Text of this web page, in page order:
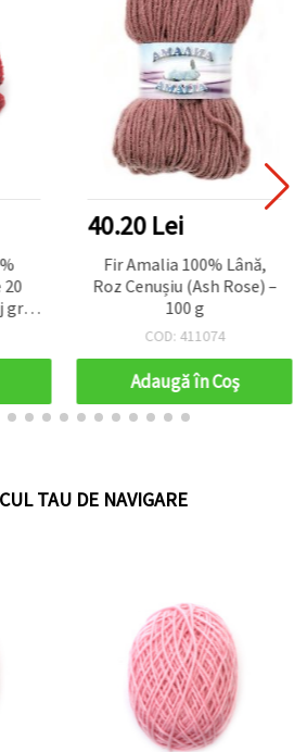
gri,
40.20 Lei
Fir Amalia 100% Lână,
Roz Cenușiu (Ash Rose) –
100 g
COD: 411074
Adaugă în Coş
TAU DE NAVIGARE